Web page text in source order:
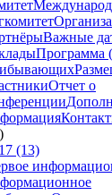
Важные
Программа
Отчет о
(13)